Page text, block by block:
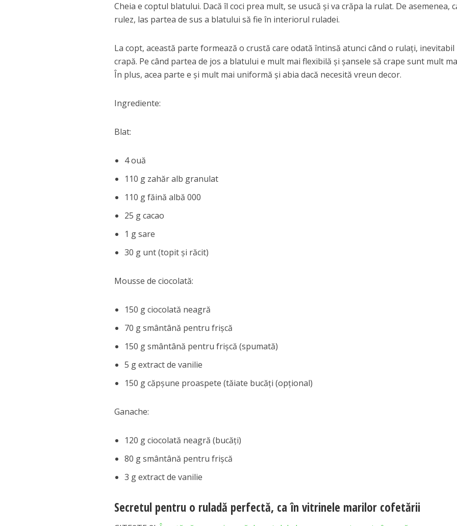
Cheia e coptul blatului. Dacă îl coci prea mult, se usucă și va crăpa la rulat. De asemenea,
rulez, las partea de sus a blatului să fie în interiorul ruladei.
La copt, această parte formează o crustă care odată întinsă atunci când o rulați, inevitabil
crapă. Pe când partea de jos a blatului e mult mai flexibilă și șansele să crape sunt mult
În plus, acea parte e și mult mai uniformă și abia dacă necesită vreun decor.
Ingrediente:
Blat:
4 ouă
110 g zahăr alb granulat
110 g făină albă 000
25 g cacao
1 g sare
30 g unt (topit și răcit)
Mousse de ciocolată:
150 g ciocolată neagră
70 g smântână pentru frișcă
150 g smântână pentru frișcă (spumată)
5 g extract de vanilie
150 g căpșune proaspete (tăiate bucăți (opțional)
Ganache:
120 g ciocolată neagră (bucăți)
80 g smântână pentru frișcă
3 g extract de vanilie
Secretul pentru o ruladă perfectă, ca în vitrinele marilor cofetării